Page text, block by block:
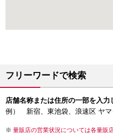
フリーワードで検索
店舗名称または住所の一部を入力
例） 新宿、東池袋、浪速区 ヤマ
量販店の営業状況については各量販